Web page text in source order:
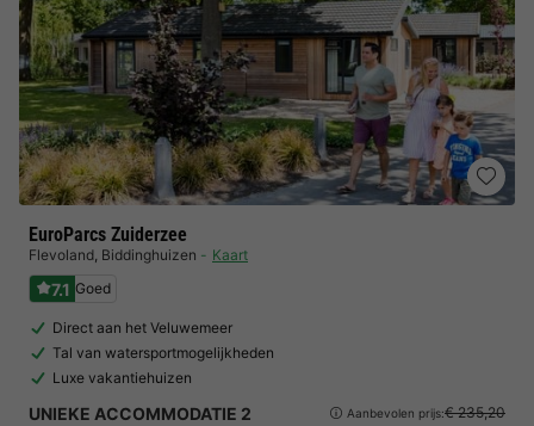
EuroParcs Zuiderzee
Flevoland, Biddinghuizen Kaart
7.1 Goed
Direct aan het Veluwemeer
Tal van watersportmogelijkheden
Luxe vakantiehuizen
UNIEKE ACCOMMODATIE 2
Aanbevolen prijs:€ 235,20